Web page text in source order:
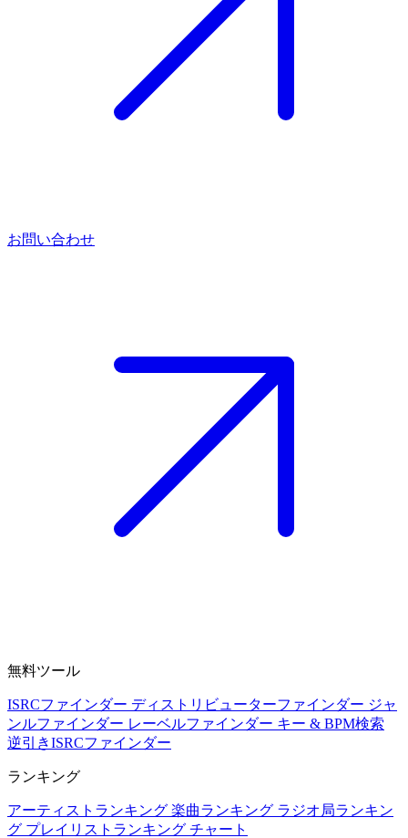
お問い合わせ
無料ツール
ISRCファインダー ディストリビューターファインダー ジャ
ンルファインダー レーベルファインダー キー & BPM検索
逆引きISRCファインダー
ランキング
アーティストランキング 楽曲ランキング ラジオ局ランキン
グ プレイリストランキング チャート